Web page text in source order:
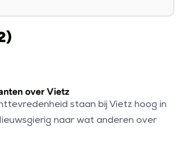
over Vietz
staan bij Vietz hoog in
naar wat anderen over